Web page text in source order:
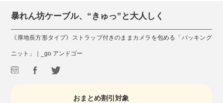
暴れん坊ケーブル、“きゅっ”と大人しく
《厚地長方形タイプ》ストラップ付きのままカメラを包める「パッキング
ニット」｜_go アンドゴー
おまとめ割引対象